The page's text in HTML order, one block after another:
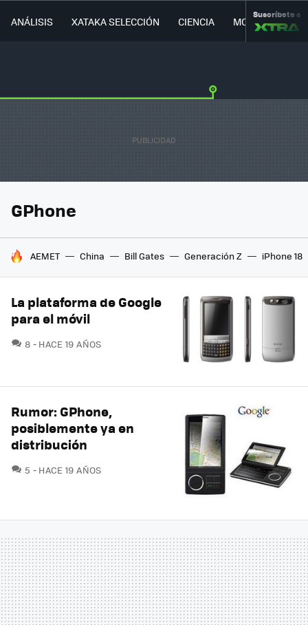
ANÁLISIS XATAKA SELECCIÓN CIENCIA MOVILIDAD
Suscríbete a
GPhone
HOY SE HABLA DE
AEMET China Bill Gates Generación Z iPhone 18
La plataforma de Google
para el móvil
8 COMENTARIOS
HACE 19 AÑOS
Rumor: GPhone,
posiblemente ya en
distribución
5 COMENTARIOS
HACE 19 AÑOS